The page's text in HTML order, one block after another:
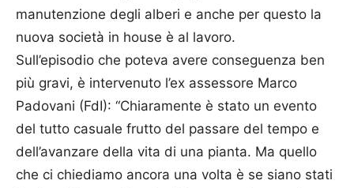
manutenzione degli alberi e anche per questo la
nuova società in house è al lavoro.
Sull’episodio che poteva avere conseguenza ben
più gravi, è intervenuto l’ex assessore Marco
Padovani (FdI): “Chiaramente è stato un evento
del tutto casuale frutto del passare del tempo e
dell’avanzare della vita di una pianta. Ma quello
che ci chiediamo ancora una volta è se siano stati